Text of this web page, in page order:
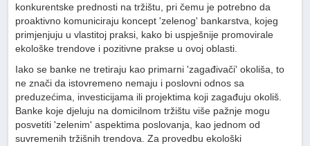
konkurentske prednosti na tržištu, pri čemu je potrebno da
proaktivno komuniciraju koncept 'zelenog' bankarstva, kojeg
primjenjuju u vlastitoj praksi, kako bi uspješnije promovirale
ekološke trendove i pozitivne prakse u ovoj oblasti.
Iako se banke ne tretiraju kao primarni 'zagađivači' okoliša, to
ne znači da istovremeno nemaju i poslovni odnos sa
preduzećima, investicijama ili projektima koji zagađuju okoliš.
Banke koje djeluju na domicilnom tržištu više pažnje mogu
posvetiti 'zelenim' aspektima poslovanja, kao jednom od
suvremenih tržišnih trendova. Za provedbu ekološki